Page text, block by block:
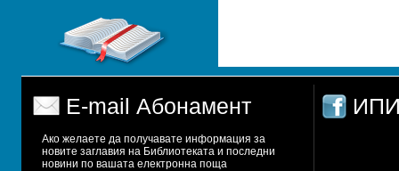
E-mail Абонамент
Ако желаете да получавате информация за
новите заглавия на Библиотеката и последни
новини по вашата електронна поща
ИПИ